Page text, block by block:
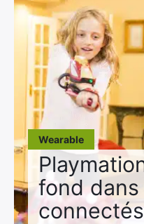
Wearable
fond
connectés